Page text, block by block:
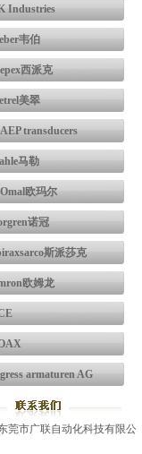
Industries
韦伯
西派克
美翠
transducers
马勒
欧玛尔
诺冠
斯派莎克
欧姆龙
armaturen AG
莞市广联自动化科技有限公